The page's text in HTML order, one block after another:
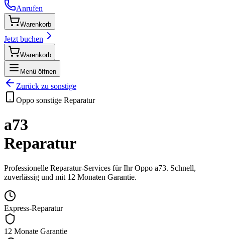
Anrufen
Warenkorb
Jetzt buchen
Warenkorb
Menü öffnen
Zurück zu sonstige
Oppo sonstige Reparatur
a73
Reparatur
Professionelle Reparatur-Services für IhrOppo a73. Schnell,
zuverlässig und mit 12 Monaten Garantie.
Express-Reparatur
12 Monate Garantie